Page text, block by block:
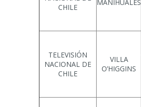
CHILE
MAÑIHUALES
TELEVISIÓN
NACIONAL DE
CHILE
VILLA
O’HIGGINS